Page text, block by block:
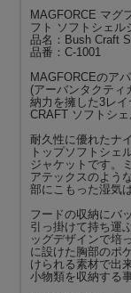
MAGFORCE マグ
フト ソフトシェル
品名：Bush Craft
品番：C-1001
MAGFORCEのア
(アーバンタクティ
納力を擁した3レ
CRAFT ソフトシェ
耐久性に優れたナ
トップソフトシェ
ジャケットです。
アテックスのよう
部にこもった湿気
フードの収納にバ
引っ掛けて持ち運
ッグデザインで培
に設けた胸部のポ
けられる素材で出
小物類を収納する